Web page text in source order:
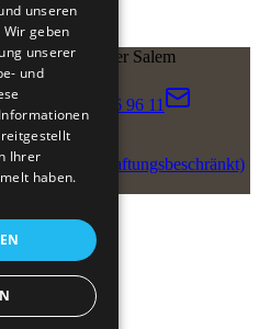
| Dr. Haider Salem
+49 24 32 – 96 96 11
Kontakt
UG (haftungsbeschränkt)
unseren
geben
unserer
und
Ihrer
haben.